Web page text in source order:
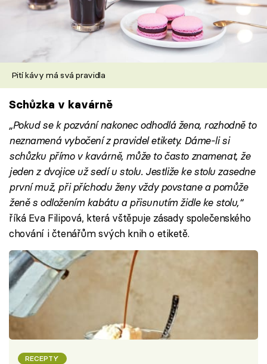
Pití kávy má svá pravidla
Schůzka v kavárně
„Pokud se k pozvání nakonec odhodlá žena, rozhodně to
neznamená vybočení z pravidel etikety. Dáme-li si
schůzku přímo v kavárně, může to často znamenat, že
jeden z dvojice už sedí u stolu. Jestliže ke stolu zasedne
první muž, při příchodu ženy vždy povstane a pomůže
ženě s odložením kabátu a přisunutím židle ke stolu,“
říká Eva Filipová, která vštěpuje zásady společenského
chování i čtenářům svých knih o etiketě.
RECEPTY